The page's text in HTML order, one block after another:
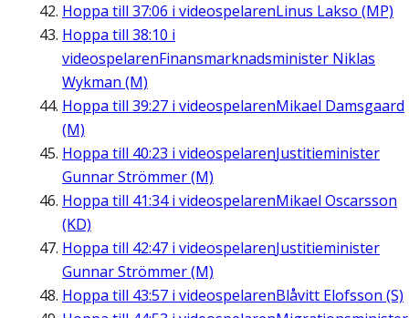
Hoppa till 37:06 i videospelarenLinus Lakso (MP)
Hoppa till 38:10 i
videospelarenFinansmarknadsminister Niklas
Wykman (M)
Hoppa till 39:27 i videospelarenMikael Damsgaard
(M)
Hoppa till 40:23 i videospelarenJustitieminister
Gunnar Strömmer (M)
Hoppa till 41:34i videospelarenMikael Oscarsson
(KD)
Hoppa till 42:47 i videospelarenJustitieminister
Gunnar Strömmer (M)
Hoppa till 43:57 i videospelarenBlåvitt Elofsson (S)